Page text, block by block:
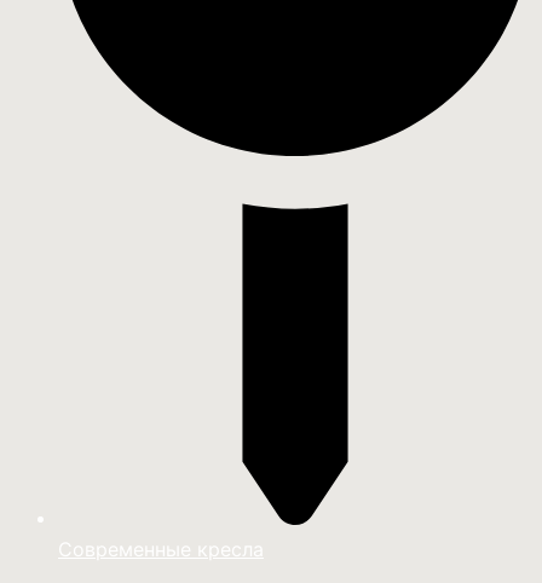
Современные кресла